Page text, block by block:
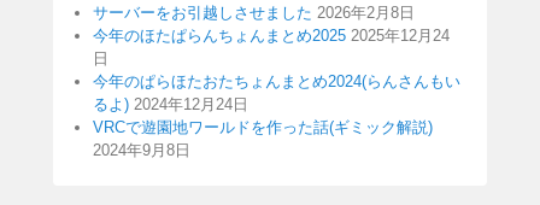
サーバーをお引越しさせました 2026年2月8日
今年のほたぱらんちょんまとめ2025 2025年12月24
日
今年のぱらほたおたちょんまとめ2024(らんさんもい
るよ) 2024年12月24日
VRCで遊園地ワールドを作った話(ギミック解説)
2024年9月8日